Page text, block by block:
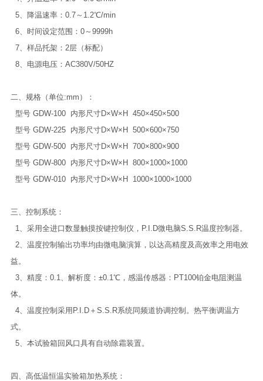
5、降温速率：0.7～1.2℃/min
6、时间设定范围：0～9999h
7、样品托架：2层（标配）
8、电源电压：AC380V/50HZ
二、规格（单位:mm）：
型号 GDW-100 内形尺寸D×W×H 450×450×500
型号 GDW-225 内形尺寸D×W×H 500×600×750
型号 GDW-500 内形尺寸D×W×H 700×800×900
型号 GDW-800 内形尺寸D×W×H 800×1000×1000
型号 GDW-010 内形尺寸D×W×H 1000×1000×1000
三、控制系统：
1、采用全进口数显触摸按键控制仪，P.I.D微电脑S.S.R温度控制器。
2、温度控制输出功率均由微电脑演算，以达高精度及高效率之用电效
益。
3、精度：0.1、解析度：±0.1℃，感温传感器：PT100铂金电阻测温
体。
4、温度控制采用P.I.D＋S.S.R系统同频道协调控制。热平衡调温方
式。
5、本试验箱回风口具有自动除霜装置。
四、高低温恒温实验箱加热系统：